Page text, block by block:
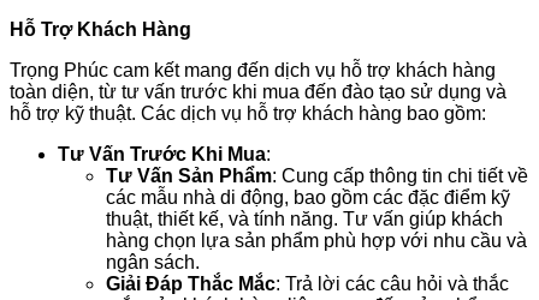
Hỗ Trợ Khách Hàng
Trọng Phúc cam kết mang đến dịch vụ hỗ trợ khách hàng
toàn diện, từ tư vấn trước khi mua đến đào tạo sử dụng và
hỗ trợ kỹ thuật. Các dịch vụ hỗ trợ khách hàng bao gồm:
Tư Vấn Trước Khi Mua:
Tư Vấn Sản Phẩm: Cung cấp thông tin chi tiết về
các mẫu nhà di động, bao gồm các đặc điểm kỹ
thuật, thiết kế, và tính năng. Tư vấn giúp khách
hàng chọn lựa sản phẩm phù hợp với nhu cầu và
ngân sách.
Giải Đáp Thắc Mắc: Trả lời các câu hỏi và thắc